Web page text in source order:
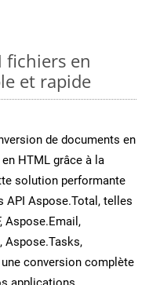
fichiers en
et rapide
de documents en
HTML grâce à la
solution performante
API Aspose.Total, telles
Aspose.Email,
Aspose.Tasks,
conversion complète